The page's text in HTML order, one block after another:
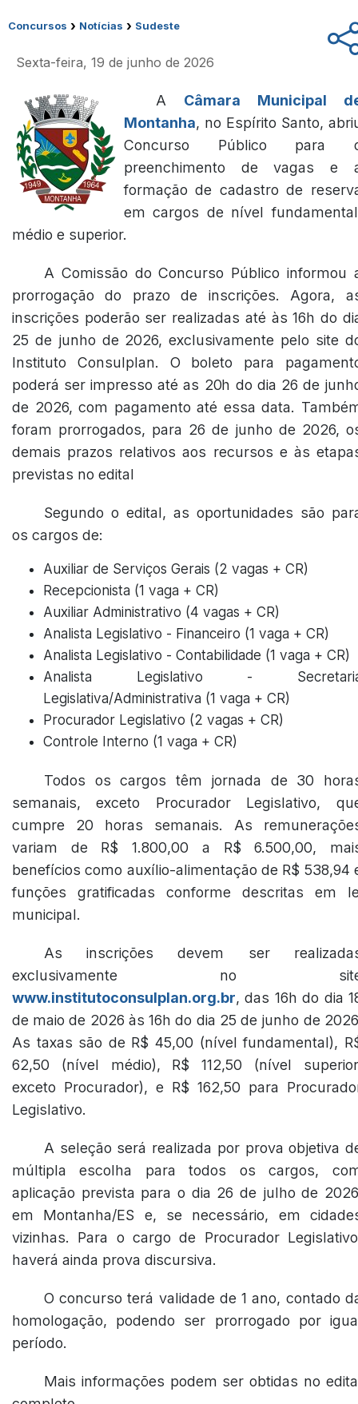
Concursos › Notícias › Sudeste
Sexta-feira, 19 de junho de 2026
A Câmara Municipal
Montanha, no Espírito Santo,
Concurso Público para
preenchimento de vagas e
formação de cadastro de
em cargos de nível
médio e superior.
A Comissão do Concurso Público informou
prorrogação do prazo de inscrições. Agora,
inscrições poderão ser realizadas até às 16h do
25 de junho de 2026, exclusivamente pelo site
Instituto Consulplan. O boleto para
poderá ser impresso até as 20h do dia 26 de
de 2026, com pagamento até essa data.
foram prorrogados, para 26 de junho de 2026,
demais prazos relativos aos recursos e às
previstas no edital
Segundo o edital, as oportunidades são
os cargos de:
Auxiliar de Serviços Gerais (2 vagas + CR)
Recepcionista (1 vaga + CR)
Auxiliar Administrativo (4 vagas + CR)
Analista Legislativo - Financeiro (1 vaga + CR)
Analista Legislativo - Contabilidade (1 vaga + CR)
Analista Legislativo -
Legislativa/Administrativa (1 vaga + CR)
Procurador Legislativo (2 vagas + CR)
Controle Interno (1 vaga + CR)
Todos os cargos têm jornada de 30
semanais, exceto Procurador Legislativo,
cumpre 20 horas semanais. As
variam de R$ 1.800,00 a R$ 6.500,00,
benefícios como auxílio-alimentação de R$ 538,94
funções gratificadas conforme descritas em
municipal.
As inscrições devem ser
exclusivamente no
www.institutoconsulplan.org.br, das 16h do dia
de maio de 2026 às 16h do dia 25 de junho de
As taxas são de R$ 45,00 (nível fundamental),
62,50 (nível médio), R$ 112,50 (nível
exceto Procurador), e R$ 162,50 para
Legislativo.
A seleção será realizada por prova objetiva
múltipla escolha para todos os cargos,
aplicação prevista para o dia 26 de julho de
em Montanha/ES e, se necessário, em
vizinhas. Para o cargo de Procurador
haverá ainda prova discursiva.
O concurso terá validade de 1 ano, contado
homologação, podendo ser prorrogado por
período.
Mais informações podem ser obtidas no